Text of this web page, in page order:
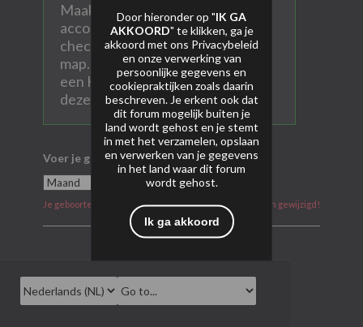
Maak hier een persoonlijk AVP
account aan. Vul alle velden in en
check ook na aanmelden je SPAM
map. Heel soms komen mails met
een Hotmail of Gmail account in
deze map terecht.
Voer je geboortedatum in
Je geboortedatum kan na aanmelding niet meer worden gewijzigd!
Door hieronder op "IK GA
AKKOORD" te klikken, ga je
akkoord met ons Privacybeleid
en onze verwerking van
persoonlijke gegevens en
cookiepraktijken zoals daarin
beschreven. Je erkent ook dat
dit forum mogelijk buiten je
land wordt gehost en je stemt
in met het verzamelen, opslaan
en verwerken van je gegevens
in het land waar dit forum
wordt gehost.
Ik ga akkoord